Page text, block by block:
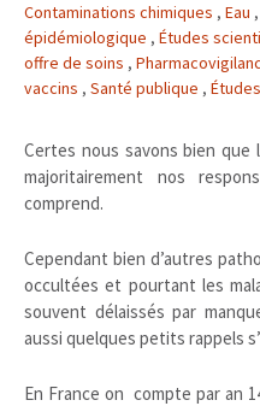
Contaminations chimiques , Eau ,
épidémiologique , Études
offre de soins ,
vaccins , Santé publique ,
Certes nous savons bien que
majoritairement nos
comprend.
Cependant bien d’autres
occultées et pourtant les
souvent délaissés par
aussi quelques petits rappels
En France on compte par an